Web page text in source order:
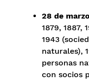
28 de
1879, 1887,
1943
naturales),
personas
con socios